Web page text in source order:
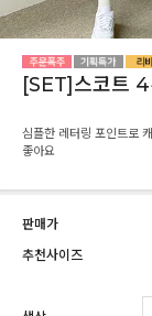
[SET]스코트
심플한 레터링 포인트로
좋아요
판매가
추천사이즈